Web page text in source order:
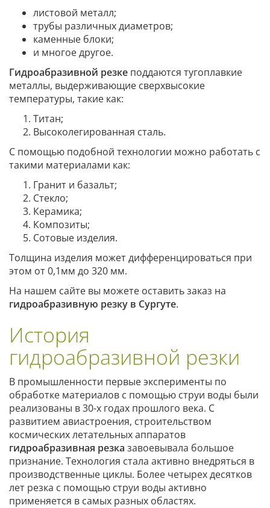
листовой металл;
трубы различных диаметров;
каменные блоки;
и многое другое.
Гидроабразивной резке поддаются тугоплавкие
металлы, выдерживающие сверхвысокие
температуры, такие как:
Титан;
Высоколегированная сталь.
С помощью подобной технологии можно работать с
такими материалами как:
Гранит и базальт;
Стекло;
Керамика;
Композиты;
Сотовые изделия.
Толщина изделия может дифференцироваться при
этом от 0,1мм до 320 мм.
На нашем сайте вы можете оставить заказ на
гидроабразивную резку в Сургуте.
История
гидроабразивной резки
В промышленности первые эксперименты по
обработке материалов с помощью струи воды были
реализованы в 30-х годах прошлого века. С
развитием авиастроения, строительством
космических летательных аппаратов
гидроабразивная резка завоевывала большое
признание. Технология стала активно внедряться в
производственные циклы. Более четырех десятков
лет резка с помощью струи воды активно
применяется в самых разных областях.